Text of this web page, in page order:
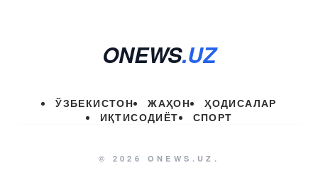
ONEWS.UZ
ЎЗБЕКИСТОН ЖАҲОН
ҲОДИСАЛАР
ИҚТИСОДИЁТ
СПОРТ
© 2026 ONEWS.UZ.